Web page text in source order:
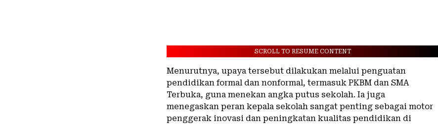
SCROLL TO RESUME CONTENT
Menurutnya, upaya tersebut dilakukan melalui penguatan
pendidikan formal dan nonformal, termasuk PKBM dan SMA
Terbuka, guna menekan angka putus sekolah. Ia juga
menegaskan peran kepala sekolah sangat penting sebagai motor
penggerak inovasi dan peningkatan kualitas pendidikan di